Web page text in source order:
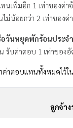
นเพิ่มอีก 1 เท่าของค่า
ม่น้อยกว่า 2 เท่าของค่
วันหยุดพักร้อนประจ
รับค่าตอบ 1 เท่าของอั
าตอบแทนทั้งหมดไว้ใ
ลูกจ้า